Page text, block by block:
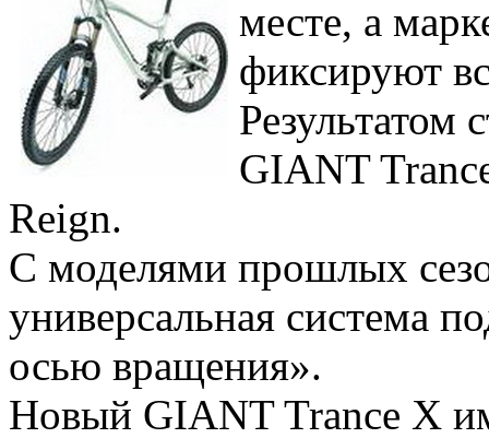
месте, а
фиксируют
Результатом
GIANT
Reign.
С моделями прошлых
универсальная система
осью вращения».
Новый GIANT Trance X